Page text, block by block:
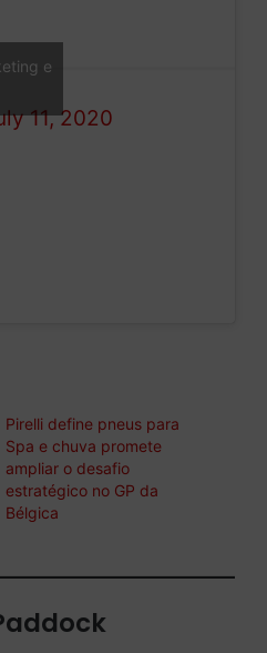
11, 2020
e
Pirelli define pneus para
Spa e chuva promete
ampliar o desafio
estratégico no GP da
Bélgica